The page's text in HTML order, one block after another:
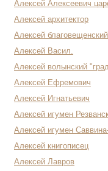
Алексей Алексеевич
Алексей архитектор
Алексей
Алексей Васил.
Алексей волынский
Алексей Ефремович
Алексей Игнатьевич
Алексей игумен
Алексей игумен
Алексей книгописец
Алексей Лавров